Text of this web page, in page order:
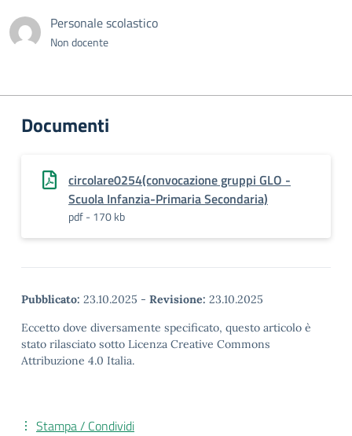
Personale scolastico
Non docente
Documenti
circolare0254(convocazione gruppi GLO -
Scuola Infanzia-Primaria Secondaria)
pdf - 170 kb
Pubblicato: 23.10.2025 - Revisione: 23.10.2025
Eccetto dove diversamente specificato, questo articolo è
stato rilasciato sotto Licenza Creative Commons
Attribuzione 4.0 Italia.
Stampa / Condividi